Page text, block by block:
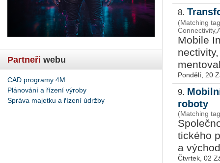
Partneři webu
CAD programy 4M
Plánování a řízení výroby
Správa majetku a řízení údržby
8.
(Matching
Mo­bi­le
Pondělí, 20
9.
roboty
(Matching
tic­ké­ho
a
Čtvrtek, 02